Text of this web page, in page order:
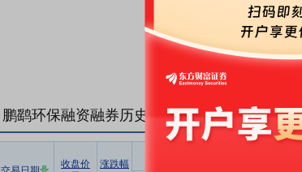
鹏鹞环保融资融券历史数据(1 日)
收盘价
涨跌幅